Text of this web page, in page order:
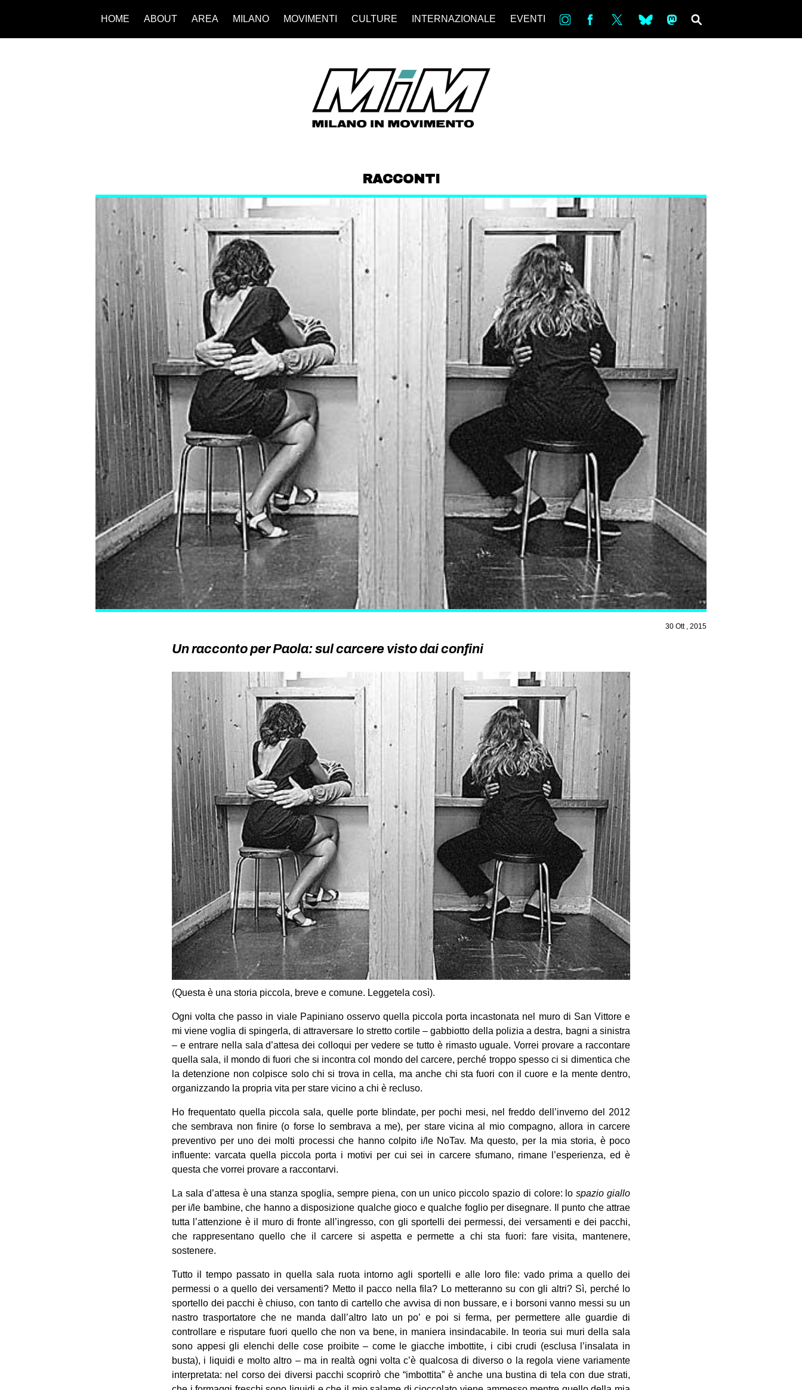
HOME ABOUT AREA MILANO MOVIMENTI CULTURE INTERNAZIONALE EVENTI in bsky ms
RACCONTI
30 Ott , 2015
Un racconto per Paola: sul carcere visto dai confini
(Questa è una storia piccola, breve e comune. Leggetela così).
Ogni volta che passo in viale Papiniano osservo quella piccola porta incastonata nel muro di San Vittore e
mi viene voglia di spingerla, di attraversare lo stretto cortile – gabbiotto della polizia a destra, bagni a sinistra
– e entrare nella sala d’attesa dei colloqui per vedere se tutto è rimasto uguale. Vorrei provare a raccontare
quella sala, il mondo di fuori che si incontra col mondo del carcere, perché troppo spesso ci si dimentica che
la detenzione non colpisce solo chi si trova in cella, ma anche chi sta fuori con il cuore e la mente dentro,
organizzando la propria vita per stare vicino a chi è recluso.
Ho frequentato quella piccola sala, quelle porte blindate, per pochi mesi, nel freddo dell’inverno del 2012
che sembrava non finire (o forse lo sembrava a me), per stare vicina al mio compagno, allora in carcere
preventivo per uno dei molti processi che hanno colpito i/le NoTav. Ma questo, per la mia storia, è poco
influente: varcata quella piccola porta i motivi per cui sei in carcere sfumano, rimane l’esperienza, ed è
questa che vorrei provare a raccontarvi.
La sala d’attesa è una stanza spoglia, sempre piena, con un unico piccolo spazio di colore: lospazio giallo
per i/le bambine, che hanno a disposizione qualche gioco e qualche foglio per disegnare. Il punto che attrae
tutta l’attenzione è il muro di fronte all’ingresso, con gli sportelli dei permessi, dei versamenti e dei pacchi,
che rappresentano quello che il carcere si aspetta e permette a chi sta fuori: fare visita, mantenere,
sostenere.
Tutto il tempo passato in quella sala ruota intorno agli sportelli e alle loro file: vado prima a quello dei
permessi o a quello dei versamenti? Metto il pacco nella fila? Lo metteranno su con gli altri? Sì, perché lo
sportello dei pacchi è chiuso, con tanto di cartello che avvisa di non bussare, e i borsoni vanno messi su un
nastro trasportatore che ne manda dall’altro lato un po’ e poi si ferma, per permettere alle guardie di
controllare e risputare fuori quello che non va bene, in maniera insindacabile. In teoria sui muri della sala
sono appesi gli elenchi delle cose proibite – come le giacche imbottite, i cibi crudi (esclusa l’insalata in
busta), i liquidi e molto altro – ma in realtà ogni volta c’è qualcosa di diverso o la regola viene variamente
interpretata: nel corso dei diversi pacchi scoprirò che “imbottita” è anche una bustina di tela con due strati,